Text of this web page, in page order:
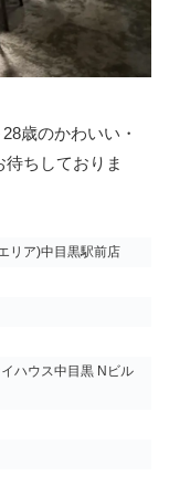
歳のかわいい・
ちしておりま
リア)中目黒駅前店
ハウス中目黒 Nビル